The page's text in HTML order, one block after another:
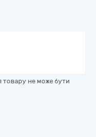
товару не може бути